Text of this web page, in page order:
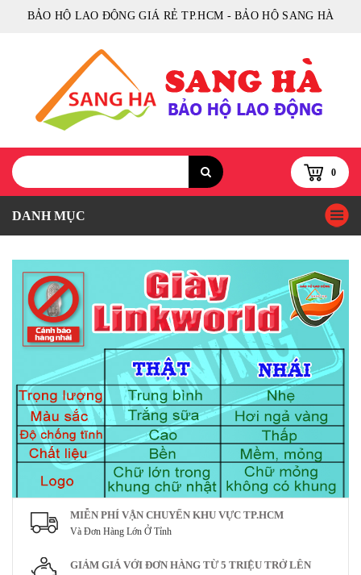
BẢO HỘ LAO ĐỘNG GIÁ RẺ TP.HCM - BẢO HỘ SANG HÀ
0
DANH MỤC
MIỄN PHÍ VẬN CHUYỂN KHU VỰC TP.HCM
Và Đơn Hàng Lớn Ở Tỉnh
GIẢM GIÁ VỚI ĐƠN HÀNG TỪ 5 TRIỆU TRỞ LÊN